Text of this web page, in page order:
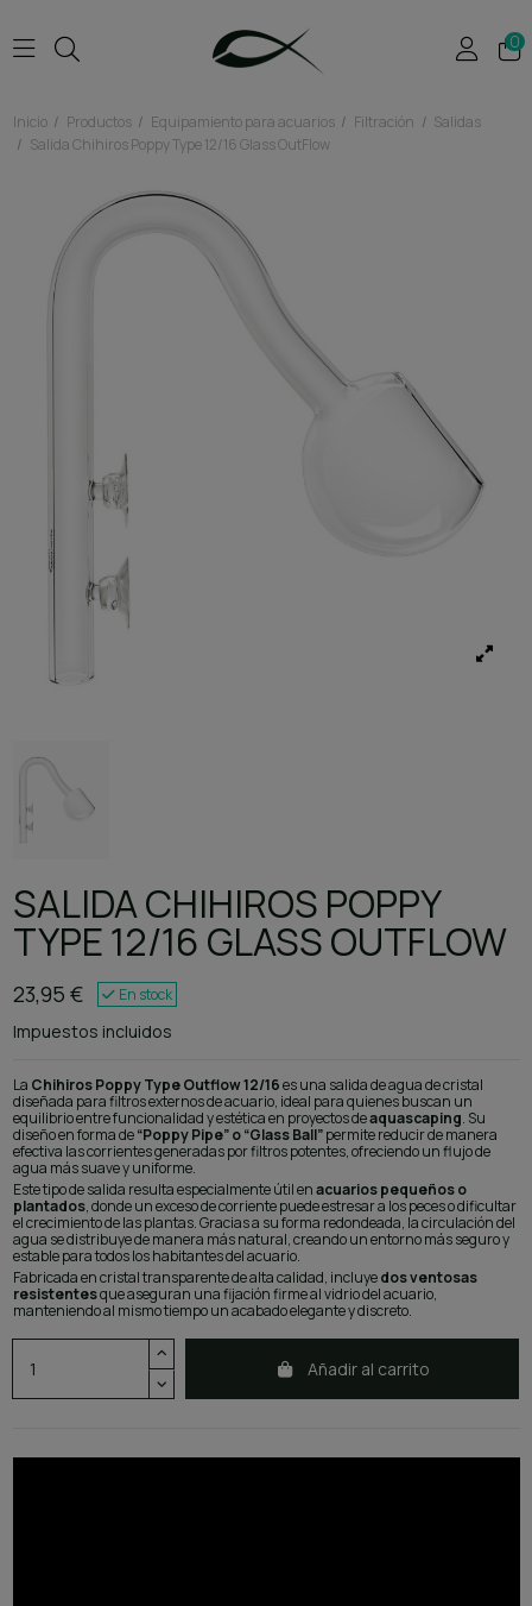
0
Inicio Productos Equipamiento para acuarios Filtración
Salidas
Salida Chihiros Poppy Type 12/16 Glass OutFlow
SALIDA CHIHIROS POPPY
TYPE 12/16 GLASS OUTFLOW
23,95 € En stock
Impuestos incluidos
La Chihiros Poppy Type Outflow 12/16es una salida de agua de cristal
diseñada para filtros externos de acuario, ideal para quienes buscan un
equilibrio entre funcionalidad y estética en proyectos deaquascaping. Su
diseño en forma de“Poppy Pipe” o “Glass Ball”permite reducir de manera
efectiva las corrientes generadas por filtros potentes, ofreciendo un flujo de
agua más suave y uniforme.
Este tipo de salida resulta especialmente útil enacuarios pequeños o
plantados, donde un exceso de corriente puede estresar a los peces o dificultar
el crecimiento de las plantas. Gracias a su forma redondeada, la circulación del
agua se distribuye de manera más natural, creando un entorno más seguro y
estable para todos los habitantes del acuario.
Fabricada en cristal transparente de alta calidad, incluyedos ventosas
resistentesque aseguran una fijación firme al vidrio del acuario,
manteniendo al mismo tiempo un acabado elegante y discreto.
Añadir al carrito